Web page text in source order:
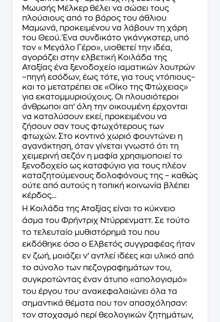
Μωυσής Μέλκερ θέλει να σώσει τους
πλούσιους από το βάρος του άθλιου
Μαμωνά, προκειμένου να λάβουν τη χάρη
του Θεού. Ένα συνδικάτο γκάνγκστερ, υπό
τον «Μεγάλο Γέρο», υιοθετεί την ιδέα,
αγοράζει στην ελβετική Κοιλάδα της
Αταξίας ένα ξενοδοχείο ιαματικών λουτρών
–πηγή εσόδων, έως τότε, για τους ντόπιους–
και το μετατρέπει σε «Οίκο της Φτώχειας»
για εκατομμυριούχους. Οι πλουσιότεροι
άνθρωποι απ’ όλη την οικουμένη έρχονται
να καταλύσουν εκεί, προκειμένου να
ζήσουν σαν τους φτωχότερους των
φτωχών. Στο κοντινό χωριό φουντώνει η
αγανάκτηση, όταν γίνεται γνωστό ότι τη
χειμερινή σεζόν η μαφία χρησιμοποιεί το
ξενοδοχείο ως καταφύγιο για τους πλέον
καταζητούμενους δολοφόνους της – καθώς
ούτε από αυτούς η τοπική κοινωνία βλέπει
κέρδος…
H Κοιλάδα της Αταξίας είναι το κύκνειο
άσμα του Φρήντριχ Ντύρρενματτ. Σε τούτο
το τελευταίο μυθιστόρημά του που
εκδόθηκε όσο ο Ελβετός συγγραφέας ήταν
εν ζωή, μοιάζει ν’ αντλεί ιδέες και υλικό από
το σύνολο των πεζογραφημάτων του,
συγκροτώντας έναν άτυπο «απολογισμό»
του έργου του· ανακεφαλαιώνει όλα τα
σημαντικά θέματα που τον απασχόλησαν:
τον στοχασμό περί θεολογικών ζητημάτων,